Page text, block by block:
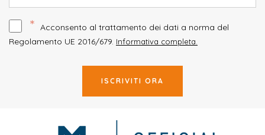
* Acconsento al trattamento dei dati a norma del
Regolamento UE 2016/679. Informativa completa.
ISCRIVITI ORA